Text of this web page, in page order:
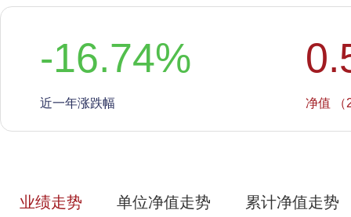
-16.74%
近一年涨跌幅 净值 （
业绩走势 单位净值走势 累计净值走势